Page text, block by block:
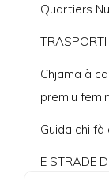
Quartiers
Chjama à
premiu
Guida chi
E STRADE